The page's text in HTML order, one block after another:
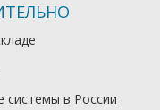
системы в России